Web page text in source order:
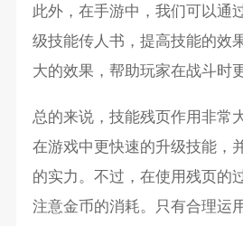
此外，在手游中，我们可以通
级技能传人书，提高技能的效
大的效果，帮助玩家在战斗时
总的来说，技能残页作用非常
在游戏中更快速的升级技能，
的实力。不过，在使用残页的
注意金币的消耗。只有合理运